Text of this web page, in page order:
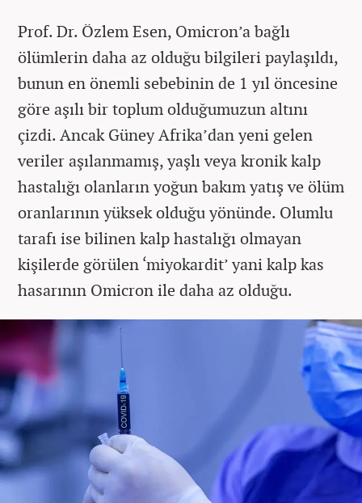
Prof. Dr. Özlem Esen, Omicron’a bağlı
ölümlerin daha az olduğu bilgileri paylaşıldı,
bunun en önemli sebebinin de 1 yıl öncesine
göre aşılı bir toplum olduğumuzun altını
çizdi. Ancak Güney Afrika’dan yeni gelen
veriler aşılanmamış, yaşlı veya kronik kalp
hastalığı olanların yoğun bakım yatış ve ölüm
oranlarının yüksek olduğu yönünde. Olumlu
tarafı ise bilinen kalp hastalığı olmayan
kişilerde görülen ‘miyokardit’ yani kalp kas
hasarının Omicron ile daha az olduğu.